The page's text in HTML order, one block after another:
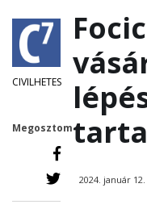
CIVILHETES
Megosztom
2024. január 12.